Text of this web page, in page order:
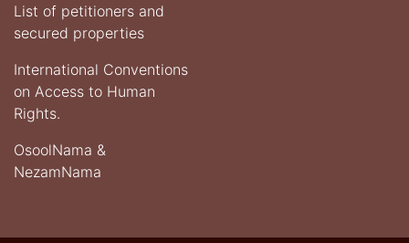
List of petitioners and
secured properties
International Conventions
on Access to Human
Rights.
OsoolNama &
NezamNama